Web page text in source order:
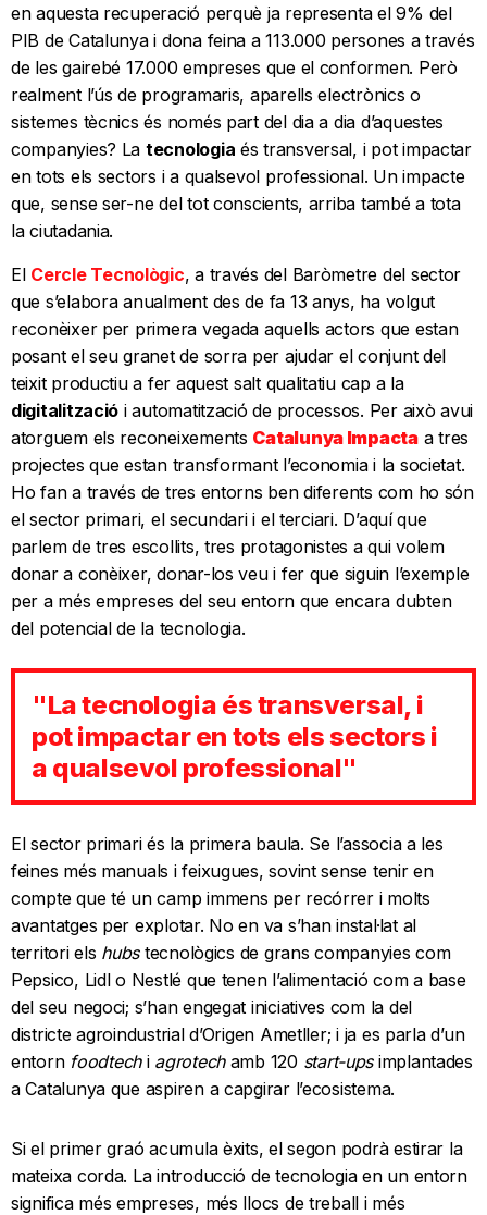
en aquesta recuperació perquè ja representa el 9% del
PIB de Catalunya i dona feina a 113.000 persones a través
de les gairebé 17.000 empreses que el conformen. Però
realment l’ús de programaris, aparells electrònics o
sistemes tècnics és només part del dia a dia d’aquestes
companyies? La tecnologia és transversal, i pot impactar
en tots els sectors i a qualsevol professional. Un impacte
que, sense ser-ne del tot conscients, arriba també a tota
la ciutadania.
El Cercle Tecnològic, a través del Baròmetre del sector
que s’elabora anualment des de fa 13 anys, ha volgut
reconèixer per primera vegada aquells actors que estan
posant el seu granet de sorra per ajudar el conjunt del
teixit productiu a fer aquest salt qualitatiu cap a la
digitalització i automatització de processos. Per això avui
atorguem els reconeixements Catalunya Impactaa tres
projectes que estan transformant l’economia i la societat.
Ho fan a través de tres entorns ben diferents com ho són
el sector primari, el secundari i el terciari. D’aquí que
parlem de tres escollits, tres protagonistes a qui volem
donar a conèixer, donar-los veu i fer que siguin l’exemple
per a més empreses del seu entorn que encara dubten
del potencial de la tecnologia.
"La tecnologia és transversal, i
pot impactar en tots els sectors i
a qualsevol professional"
El sector primari és la primera baula. Se l’associa a les
feines més manuals i feixugues, sovint sense tenir en
compte que té un camp immens per recórrer i molts
avantatges per explotar. No en va s’han instal·lat al
territori els hubstecnològics de grans companyies com
Pepsico, Lidl o Nestlé que tenen l’alimentació com a base
del seu negoci; s’han engegat iniciatives com la del
districte agroindustrial d’Origen Ametller; i ja es parla d’un
entorn foodtechi agrotechamb 120 start-upsimplantades
a Catalunya que aspiren a capgirar l’ecosistema.
Si el primer graó acumula èxits, el segon podrà estirar la
mateixa corda. La introducció de tecnologia en un entorn
significa més empreses, més llocs de treball i més